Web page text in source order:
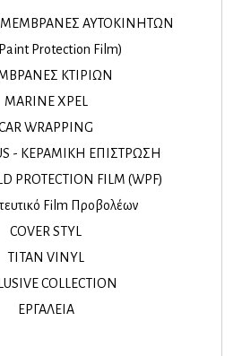
ΑΥΤΟΚΙΝΗΤΩΝ
Protection Film)
ΚΤΙΡΙΩΝ
MARINE XPEL
WRAPPING
- ΚΕΡΑΜΙΚΗ ΕΠΙΣΤΡΩΣΗ
PROTECTION FILM (WPF)
Film Προβολέων
COVER STYL
TITAN VINYL
COLLECTION
ΕΡΓΑΛΕΙΑ